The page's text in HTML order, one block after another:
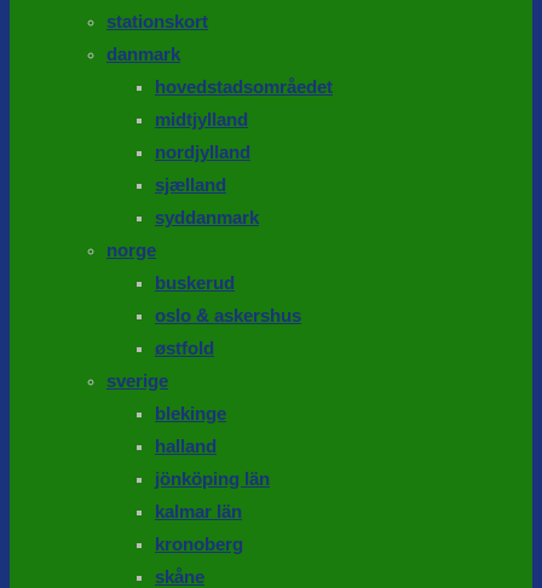
stationskort
danmark
hovedstadsområedet
midtjylland
nordjylland
sjælland
syddanmark
norge
buskerud
oslo & askershus
østfold
sverige
blekinge
halland
jönköping län
kalmar län
kronoberg
skåne